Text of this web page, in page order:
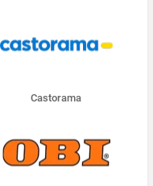
Castorama